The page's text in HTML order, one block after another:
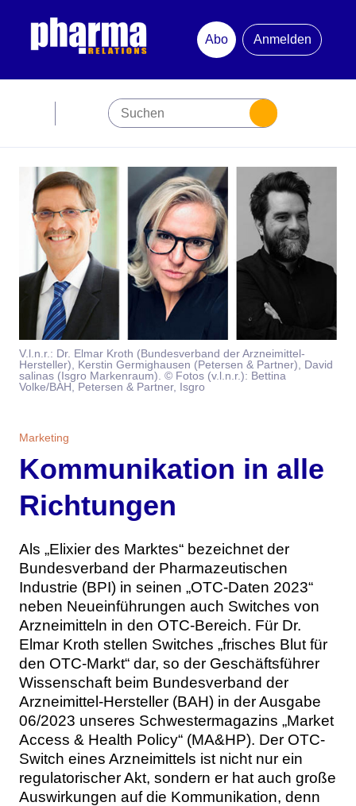
Abo
Anmelden
Premiumpartner
Jubiläum
Newsletter
Mediadaten
Themen
Branche
Personen
Aktuelle Ausgabe
Über uns
Kontakt
V.l.n.r.: Dr. Elmar Kroth (Bundesverband der Arzneimittel-
Hersteller), Kerstin Germighausen (Petersen & Partner), David
salinas (Isgro Markenraum). © Fotos (v.l.n.r.): Bettina
Volke/BAH, Petersen & Partner, Isgro
Marketing
Kommunikation in alle
Richtungen
Als „Elixier des Marktes“ bezeichnet der
Bundesverband der Pharmazeutischen
Industrie (BPI) in seinen „OTC-Daten 2023“
neben Neueinführungen auch Switches von
Arzneimitteln in den OTC-Bereich. Für Dr.
Elmar Kroth stellen Switches „frisches Blut für
den OTC-Markt“ dar, so der Geschäftsführer
Wissenschaft beim Bundesverband der
Arzneimittel-Hersteller (BAH) in der Ausgabe
06/2023 unseres Schwestermagazins „Market
Access & Health Policy“ (MA&HP). Der OTC-
Switch eines Arzneimittels ist nicht nur ein
regulatorischer Akt, sondern er hat auch große
Auswirkungen auf die Kommunikation, denn